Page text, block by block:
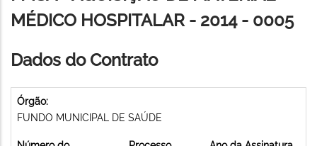
MÉDICO HOSPITALAR - 2014 - 0005
Dados do Contrato
Órgão:
FUNDO MUNICIPAL DE SAÚDE